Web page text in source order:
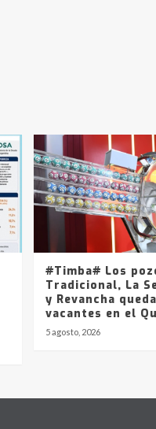
#Timba# Los
Tradicional, La
y Revancha
vacantes en el
5 agosto, 2026